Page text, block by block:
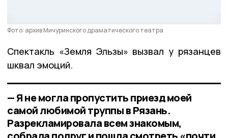
Фото: архив Мичуринского драматического театра
Спектакль «Земля Эльзы» вызвал у рязанцев
шквал эмоций.
— Я не могла пропустить приезд моей
самой любимой труппы в Рязань.
Разрекламировала всем знакомым,